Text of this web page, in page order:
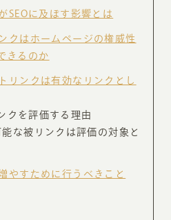
SEOに及ぼす影響とは
クはホームページの権威性
きるのか
リンクは有効なリンクとし
クを評価する理由
能な被リンクは評価の対象と
やすために行うべきこと